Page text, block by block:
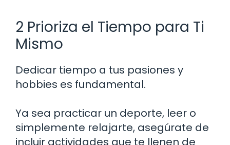
2 Prioriza el Tiempo para Ti
Mismo
Dedicar tiempo a tus pasiones y
hobbies es fundamental.
Ya sea practicar un deporte, leer o
simplemente relajarte, asegúrate de
incluir actividades que te llenen de